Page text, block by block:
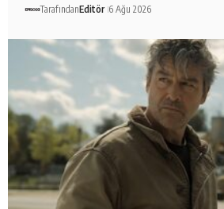
TarafındanEditör 6 Ağu 2026